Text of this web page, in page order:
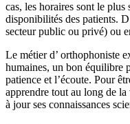
cas, les horaires sont le
disponibilités des patients.
secteur public ou privé) ou
Le métier d’ orthophoniste
humaines, un bon équilibre
patience et l’écoute. Pour
apprendre tout au long de
à jour ses connaissances